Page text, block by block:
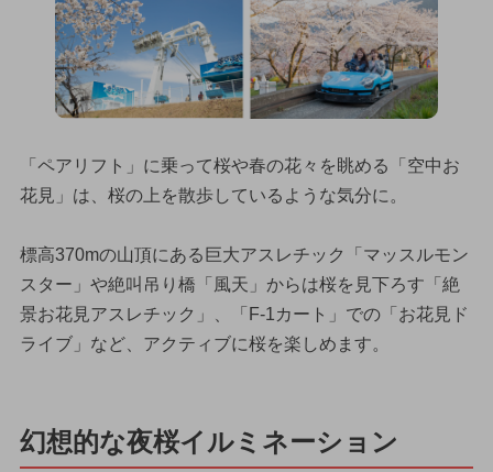
「ペアリフト」に乗って桜や春の花々を眺める「空中お
花見」は、桜の上を散歩しているような気分に。
標高370mの山頂にある巨大アスレチック「マッスルモン
スター」や絶叫吊り橋「風天」からは桜を見下ろす「絶
景お花見アスレチック」、「F-1カート」での「お花見ド
ライブ」など、アクティブに桜を楽しめます。
幻想的な夜桜イルミネーション